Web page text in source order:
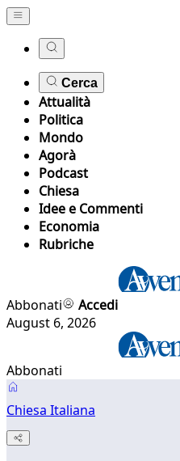
Cerca
Attualità
Politica
Mondo
Agorà
Podcast
Chiesa
Idee e Commenti
Economia
Rubriche
Abbonati
Accedi
August 6, 2026
Abbonati
Chiesa Italiana